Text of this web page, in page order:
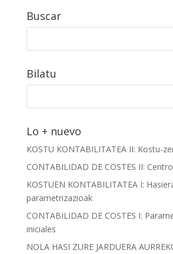
Buscar
Bilatu
Lo + nuevo
KOSTU KONTABILITATEA II: Kostu-
CONTABILIDAD DE COSTES II:
KOSTUEN KONTABILITATEA I:
parametrizazioak
CONTABILIDAD DE COSTES I:
iniciales
NOLA HASI ZURE JARDUERA